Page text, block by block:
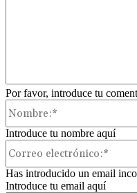
Por favor, introduce tu
Introduce tu nombre aquí
Has introducido un email
Introduce tu email aquí